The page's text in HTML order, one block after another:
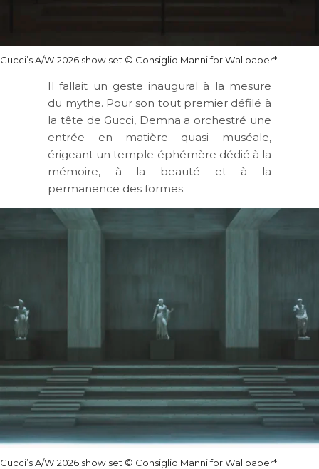
Gucci’s A/W 2026 show set © Consiglio Manni for Wallpaper*
Il fallait un geste inaugural à la mesure
du mythe. Pour son tout premier défilé à
la tête de Gucci, Demna a orchestré une
entrée en matière quasi muséale,
érigeant un temple éphémère dédié à la
mémoire, à la beauté et à la
permanence des formes.
Gucci’s A/W 2026 show set © Consiglio Manni for Wallpaper*